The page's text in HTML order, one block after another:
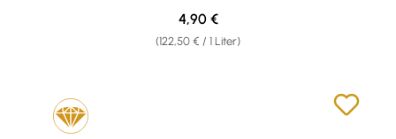
(122,50 € / 1 Liter)
Regulärer Preis:
4,90 €